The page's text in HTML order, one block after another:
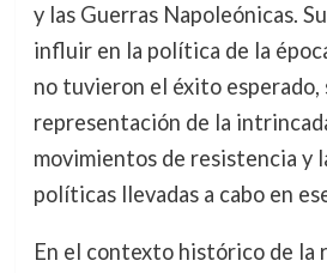
y las Guerras Napoleónicas.
influir en la política de la
no tuvieron el éxito esperado,
representación de la
movimientos de resistencia y
políticas llevadas a cabo en
En el contexto histórico de la